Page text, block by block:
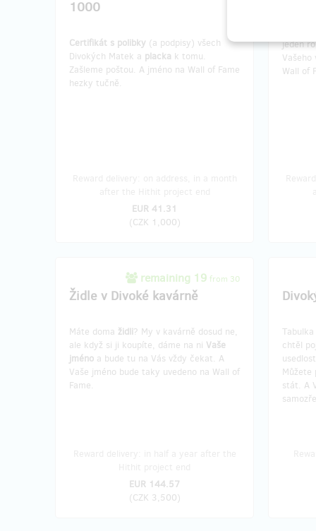
1000
Certifikát s polibky (a podpisy) všech
Divokých Matek a placka k tomu.
Zašleme poštou. A jméno na Wall of Fame
hezky tučně.
EUR 41.31
(CZK 1,000)
jeden
Wall of
remaining 19 from 30
Židle v Divoké kavárně
Máte doma židli? My v kavárně dosud ne,
ale když si ji koupíte, dáme na ni Vaše
jméno a bude tu na Vás vždy čekat. A
Vaše jméno bude taky uvedeno na Wall of
Fame.
EUR 144.57
(CZK 3,500)
chtěl
Můžete
stát. A